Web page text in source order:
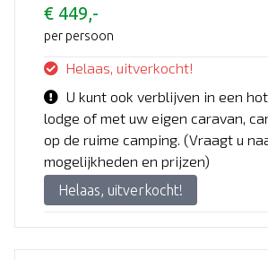
€ 449,-
per persoon
Helaas, uitverkocht!
U kunt ook verblijven in een
lodge of met uw eigen caravan,
op de ruime camping. (Vraagt u
mogelijkheden en prijzen)
Helaas, uitverkocht!